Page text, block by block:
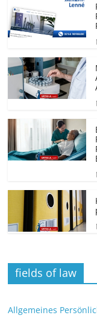
fields of law
Allgemeines